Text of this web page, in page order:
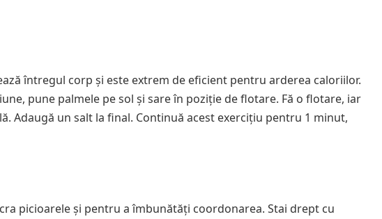
întregul corp și este extrem de eficient pentru arderea caloriilor.
pune palmele pe sol și sare în poziție de flotare. Fă o flotare, iar
Adaugă un salt la final. Continuă acest exercițiu pentru 1 minut,
picioarele și pentru a îmbunătăți coordonarea. Stai drept cu